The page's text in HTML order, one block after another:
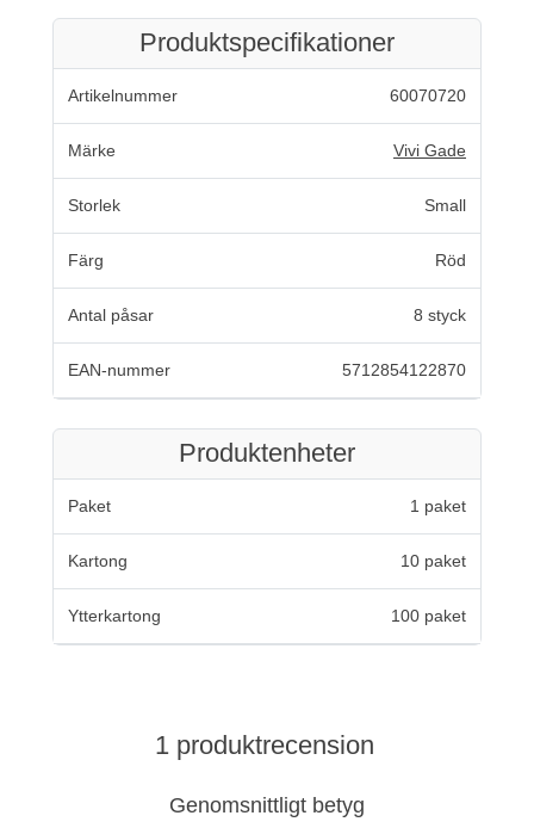
Produktspecifikationer
Artikelnummer 60070720
Märke Vivi Gade
Storlek Small
Färg Röd
Antal påsar 8 styck
EAN-nummer 5712854122870
Produktenheter
Paket 1 paket
Kartong 10 paket
Ytterkartong 100 paket
1 produktrecension
Genomsnittligt betyg